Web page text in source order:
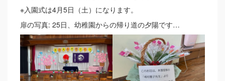
※入園式は4月5日（土）になります。
扉の写真: 25日、幼稚園からの帰り道の夕陽です…